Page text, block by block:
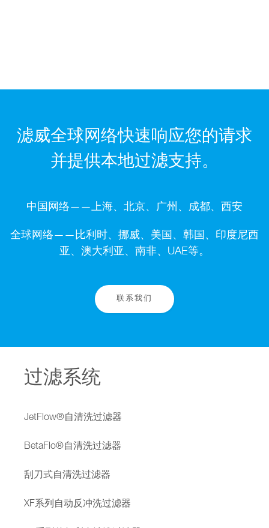
滤威全球网络快速响应您的请求
并提供本地过滤支持。
中国网络——上海、北京、广州、成都、西安
全球网络——比利时、挪威、美国、韩国、印度尼西
亚、澳大利亚、南非、UAE等。
联系我们
过滤系统
JetFlow®自清洗过滤器
BetaFlo®自清洗过滤器
刮刀式自清洗过滤器
XF系列自动反冲洗过滤器